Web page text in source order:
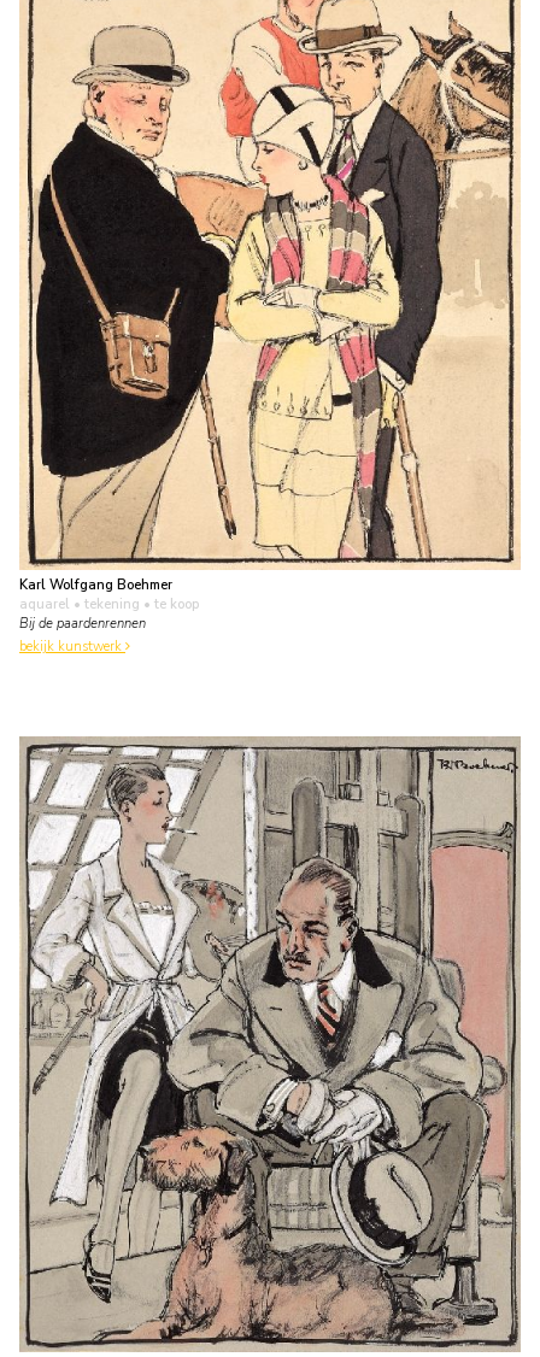
Karl Wolfgang Boehmer
aquarel • tekening • te koop
Bij de paardenrennen
bekijk kunstwerk